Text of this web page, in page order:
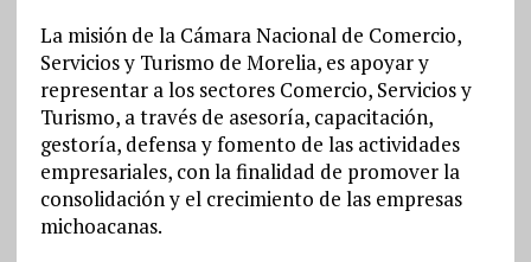
La misión de la Cámara Nacional de Comercio,
Servicios y Turismo de Morelia, es apoyar y
representar a los sectores Comercio, Servicios y
Turismo, a través de asesoría, capacitación,
gestoría, defensa y fomento de las actividades
empresariales, con la finalidad de promover la
consolidación y el crecimiento de las empresas
michoacanas.